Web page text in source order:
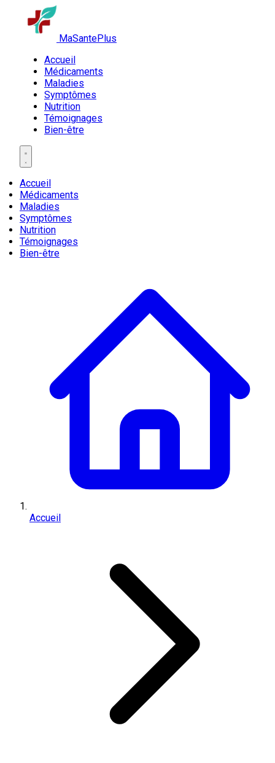
MaSantePlus
Accueil
Médicaments
Maladies
Symptômes
Nutrition
Témoignages
Bien-être
Accueil
Médicaments
Maladies
Symptômes
Nutrition
Témoignages
Bien-être
Accueil